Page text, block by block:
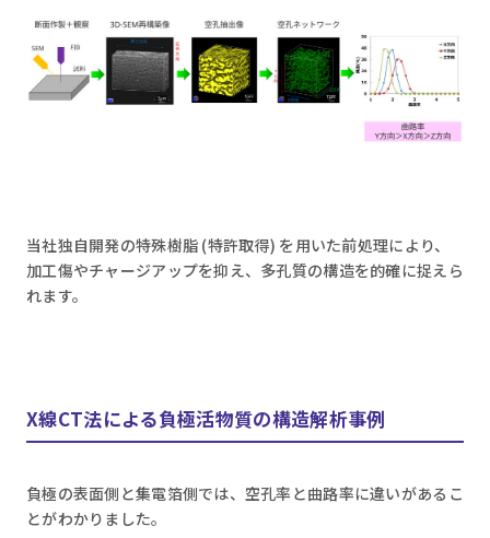
当社独自開発の特殊樹脂 (特許取得) を用いた前処理により、
加工傷やチャージアップを抑え、多孔質の構造を的確に捉えら
れます。
X線CT法による負極活物質の構造解析事例
負極の表面側と集電箔側では、空孔率と曲路率に違いがあるこ
とがわかりました。